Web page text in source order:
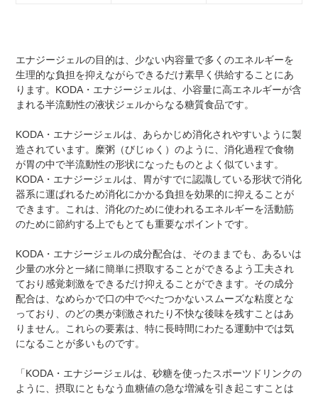
エナジージェルの目的は、少ない内容量で多くのエネルギーを
生理的な負担を抑えながらできるだけ素早く供給することにあ
ります。KODA・エナジージェルは、小容量に高エネルギーが含
まれる半流動性の液状ジェルからなる糖質食品です。
KODA・エナジージェルは、あらかじめ消化されやすいように製
造されています。糜粥（びじゅく）のように、消化過程で食物
が胃の中で半流動性の形状になったものとよく似ています。
KODA・エナジージェルは、胃がすでに認識している形状で消化
器系に運ばれるため消化にかかる負担を効果的に抑えることが
できます。これは、消化のために使われるエネルギーを活動筋
のために節約する上でもとても重要なポイントです。
KODA・エナジージェルの成分配合は、そのままでも、あるいは
少量の水分と一緒に簡単に摂取することができるよう工夫され
ており感覚刺激をできるだけ抑えることができます。その成分
配合は、なめらかで口の中でべたつかないスムーズな粘度とな
っており、のどの奥が刺激されたり不快な後味を残すことはあ
りません。これらの要素は、特に長時間にわたる運動中では気
になることが多いものです。
「KODA・エナジージェルは、砂糖を使ったスポーツドリンクの
ように、摂取にともなう血糖値の急な増減を引き起こすことは